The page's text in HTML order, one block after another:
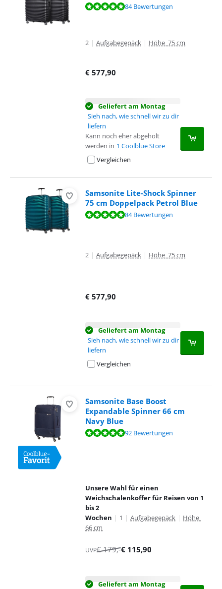
Bewertet mit 9,6 von 10, basierend auf 84 Bewertungen.
84 Bewertungen
2 | Aufgabegepäck | Höhe 75 cm
€ 577,90
Geliefert am Montag
Sieh nach, wie schnell wir zu dir
liefern
Kann noch eher abgeholt
werden in 1 Coolblue Store
Vergleichen
Samsonite Lite-Shock Spinner
75 cm Doppelpack Petrol Blue
Bewertet mit 9,6 von 10, basierend auf 84 Bewertungen.
84 Bewertungen
2 | Aufgabegepäck | Höhe 75 cm
€ 577,90
Geliefert am Montag
Sieh nach, wie schnell wir zu dir
liefern
Vergleichen
Samsonite Base Boost
Expandable Spinner 66 cm
Navy Blue
Bewertet mit 9,5 von 10, basierend auf 92 Bewertungen.
92 Bewertungen
Unsere Wahl für einen
Weichschalenkoffer für Reisen von 1
bis 2
Wochen | 1 | Aufgabegepäck | Höhe
66 cm
UVP€179,-€ 115,90
Geliefert am Montag